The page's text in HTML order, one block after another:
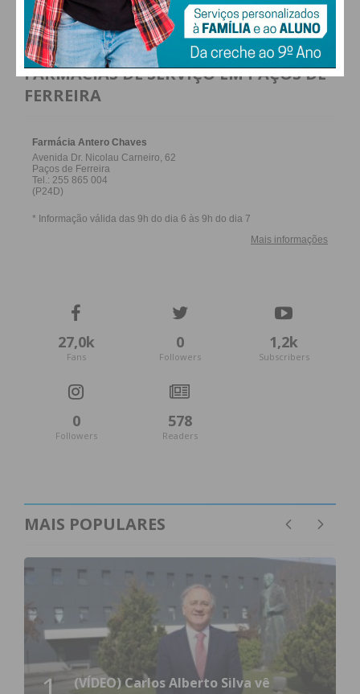
Artistas:
Inês Pinto (Canto lírico) e Márcio
Silva (Guitarra clássica).
Entrada:Livre (sujeita à lotação).
Organização:Rota do Românico e Pátio
Bravo.
Subscreva a newsletter do
Assine nossa newsletter por e-mail e
Eu li e concordo com os
FARMACIAS DE SERVIÇO EM PAÇOS DE
FERREIRA
27,0k
Fans
0
Followers
1,2k
Subscribers
0
Followers
578
Readers
MAIS POPULARES
(VÍDEO) Carlos Alberto Silva vê